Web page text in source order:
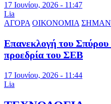
17 Ιουνίου, 2026 - 11:47
Lia
ΑΓΟΡΑ ΟΙΚΟΝΟΜΙΑ
Επανεκλογή του
προεδρία του ΣΕΒ
17 Ιουνίου, 2026 - 11:44
Lia